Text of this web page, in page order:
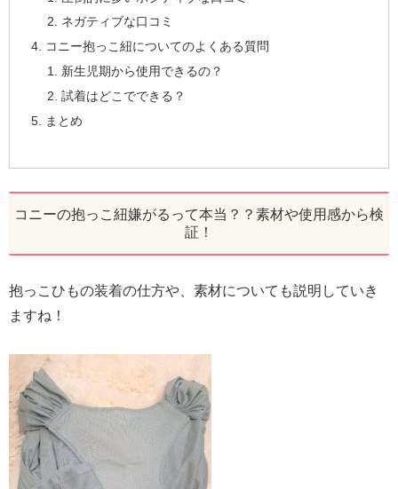
ネガティブな口コミ
コニー抱っこ紐についてのよくある質問
新生児期から使用できるの？
試着はどこでできる？
まとめ
コニーの抱っこ紐嫌がるって本当？？素材や使用感から検
証！
抱っこひもの装着の仕方や、素材についても説明していき
ますね！